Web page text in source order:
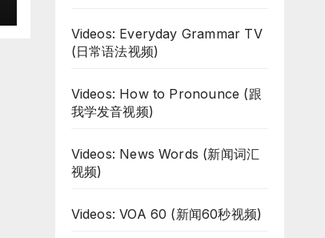
Videos: Everyday Grammar TV
(日常语法视频)
Videos: How to Pronounce (跟
我学发音视频)
Videos: News Words (新闻词汇
视频)
Videos: VOA 60 (新闻60秒视频)